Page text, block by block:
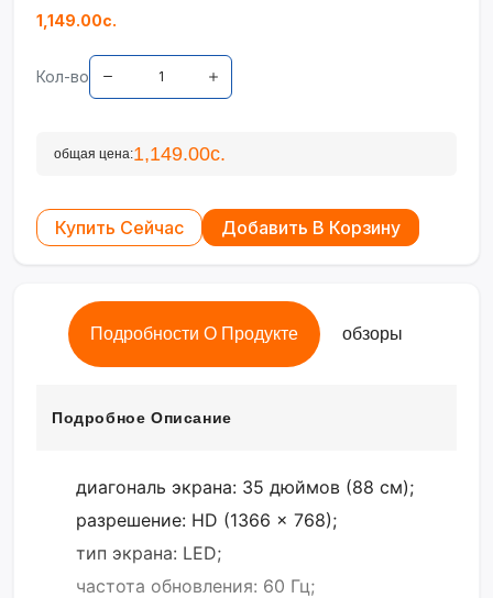
1,149.00с.
Кол-во
общая цена:1,149.00с.
Купить Сейчас Добавить В Корзину
Подробности О Продукте обзоры
Подробное Описание
диагональ экрана: 35 дюймов (88 см);
разрешение: HD (1366 x 768);
тип экрана: LED;
частота обновления: 60 Гц;